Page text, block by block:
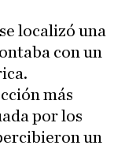
localizó una
con un
más
por los
un